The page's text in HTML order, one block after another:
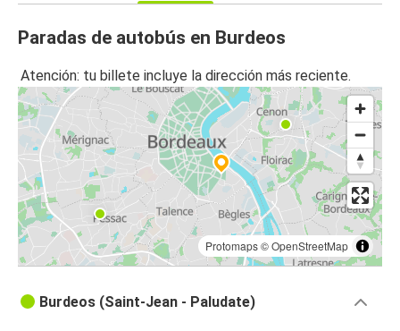
Paradas de autobús en Burdeos
Atención: tu billete incluye la dirección más reciente.
Protomaps©OpenStreetMap
Burdeos (Saint-Jean - Paludate)